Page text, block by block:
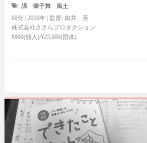
講
獅子舞
風土
60分 | 2010年 | 監督: 由井 英
株式会社ささらプロダクション
¥800(個人)/¥25,000(団体)